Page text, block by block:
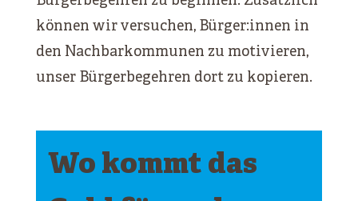
können wir versuchen, Bürger:innen in
den Nachbarkommunen zu motivieren,
unser Bürgerbegehren dort zu kopieren.
Wo kommt das